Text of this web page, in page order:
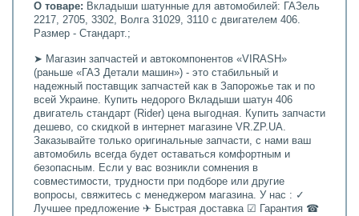
О товаре: Вкладыши шатунные для автомобилей: ГАЗель
2217, 2705, 3302, Волга 31029, 3110 с двигателем 406.
Размер - Стандарт.;
➤ Магазин запчастей и автокомпонентов «VIRASH»
(раньше «ГАЗ Детали машин») - это стабильный и
надежный поставщик запчастей как в Запорожье так и по
всей Украине. Купить недорого Вкладыши шатун 406
двигатель стандарт (Rider) цена выгодная. Купить запчасти
дешево, со скидкой в интернет магазине VR.ZP.UA.
Заказывайте только оригинальные запчасти, с нами ваш
автомобиль всегда будет оставаться комфортным и
безопасным. Если у вас возникли сомнения в
совместимости, трудности при подборе или другие
вопросы, свяжитесь с менеджером магазина. У нас : ✓
Лучшее предложение ✈ Быстрая доставка ☑ Гарантия ☎